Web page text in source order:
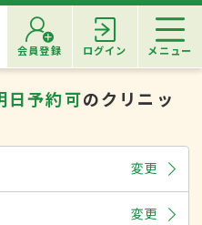
会員登録 ログイン メニュー
日予約可のクリニッ
変更
変更